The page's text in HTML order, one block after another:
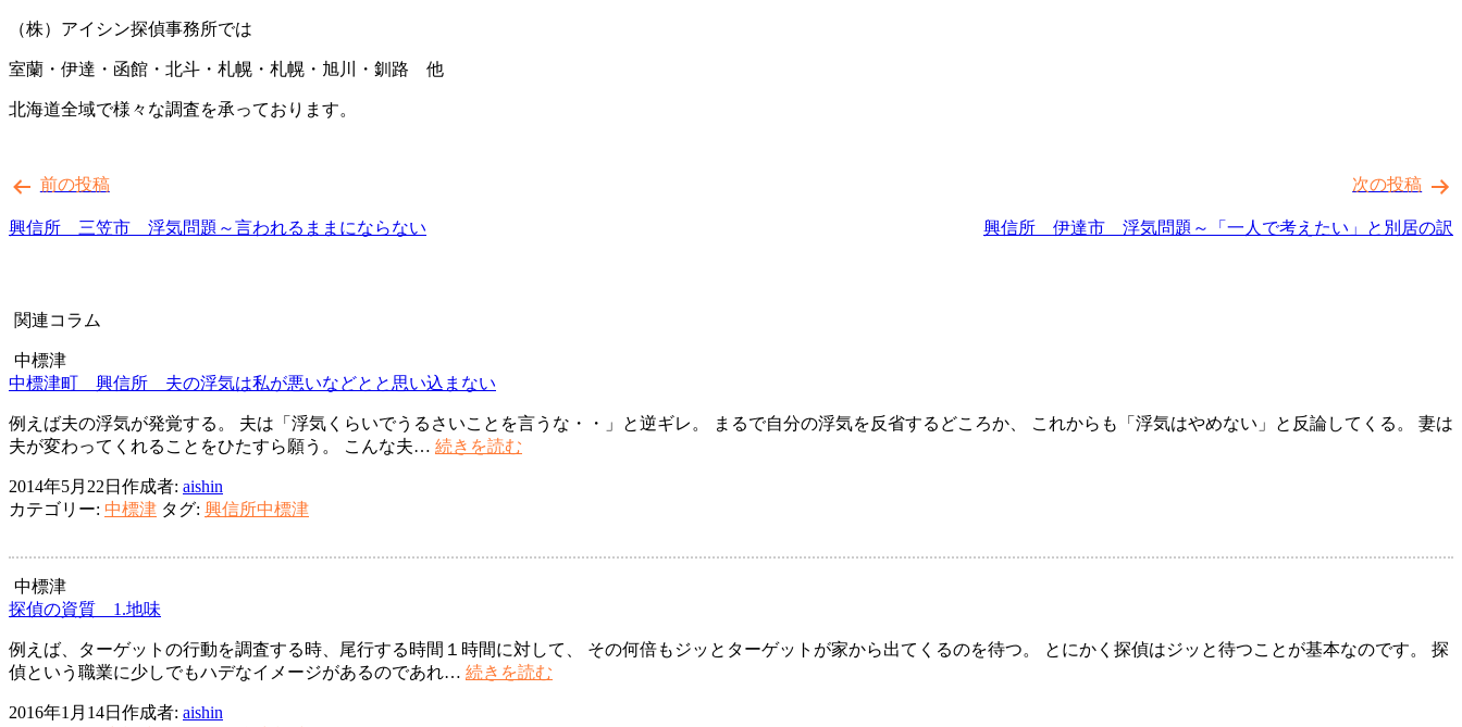
（株）アイシン探偵事務所では
室蘭・伊達・函館・北斗・札幌・札幌・旭川・釧路 他
北海道全域で様々な調査を承っております。
稿
ナ
ー
シ
ョ
ン
前の投稿
興信所 三笠市 浮気問題～言われるままにならない
次の投稿
興信所 伊達市 浮気問題～「一人で考えたい」と別居の訳
関連コラム
中標津
中標津町 興信所 夫の浮気は私が悪いなどとと思い込まない
例えば夫の浮気が発覚する。 夫は「浮気くらいでうるさいことを言うな・・」と逆ギレ。 まるで自分の浮気を反省するどころか、 これからも「浮気はやめない」と反論してくる。 妻は
夫が変わってくれることをひたすら願う。 こんな夫… 続きを読む
信
浮
気
2014年5月22日 作成者: aishin
カテゴリー: 中標津 タグ: 興信所中標津
中標津
探偵の資質 1.地味
例えば、ターゲットの行動を調査する時、尾行する時間１時間に対して、 その何倍もジッとターゲットが家から出てくるのを待つ。 とにかく探偵はジッと待つことが基本なのです。 探
偵という職業に少しでもハデなイメージがあるのであれ… 続きを読む
2016年1月14日 作成者: aishin